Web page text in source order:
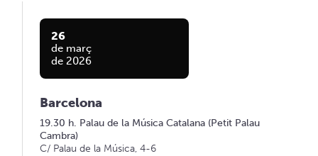
26
de març
de 2026
Barcelona
19.30 h. Palau de la Música Catalana (Petit Palau
Cambra)
C/ Palau de la Música, 4-6